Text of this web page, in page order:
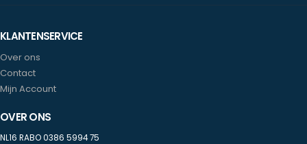
KLANTENSERVICE
Over ons
Contact
Mijn Account
OVER ONS
NL16 RABO 0386 5994 75